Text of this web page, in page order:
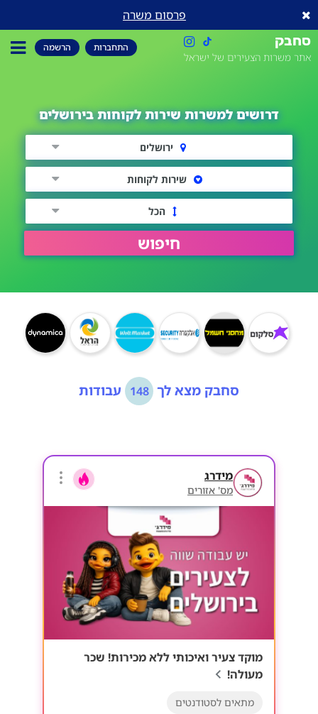
פרסום משרה
סחבק
אתר משרות הצעירים של ישראל
התחברות הרשמה
דרושים למשרות שירות לקוחות בירושלים
ירושלים
שירות לקוחות
הכל
חיפוש
סחבק מצא לך 148 עבודות
מידרג
מס' אזורים
מוקד צעיר ואיכותי ללא מכירות! שכר
מעולה!
מתאים לסטודנטים